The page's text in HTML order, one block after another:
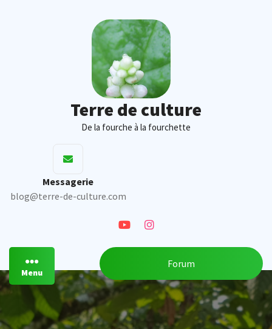
Terre de culture
De la fourche à la fourchette
Messagerie
blog@terre-de-culture.com
Menu
Forum